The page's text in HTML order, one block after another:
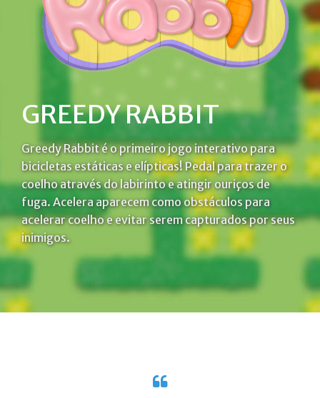
GREEDY RABBIT
Greedy Rabbit é o primeiro jogo interativo para
bicicletas estáticas e elípticas! Pedal para trazer o
coelho através do labirinto e atingir ouriços de
fuga. Acelera aparecem como obstáculos para
acelerar coelho e evitar serem capturados por seus
inimigos.